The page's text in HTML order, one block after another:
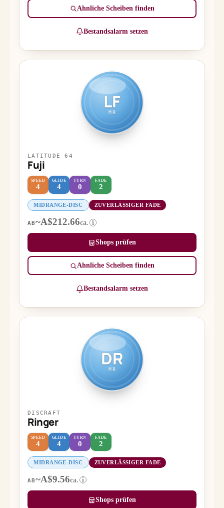
Ähnliche Scheiben finden
Bestandsalarm setzen
LF
MR
LATITUDE 64
Fuji
SPEED
4
GLIDE
4
TURN
0
FADE
2
MIDRANGE-DISC ZUVERLÄSSIGER FADE
AB~A$212.66ca. i
Shops prüfen
Ähnliche Scheiben finden
Bestandsalarm setzen
DR
MR
DISCRAFT
Ringer
SPEED
4
GLIDE
4
TURN
0
FADE
2
MIDRANGE-DISC ZUVERLÄSSIGER FADE
AB~A$9.56ca. i
Shops prüfen